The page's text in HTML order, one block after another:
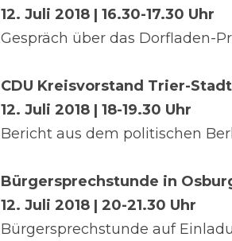
12. Juli 2018 | 16.30-17.30 Uhr
Gespräch über das Dorfladen-
CDU Kreisvorstand Trier-Stadt
12. Juli 2018 | 18-19.30 Uhr
Bericht aus dem politischen
Bürgersprechstunde in
12. Juli 2018 | 20-21.30 Uhr
Bürgersprechstunde auf